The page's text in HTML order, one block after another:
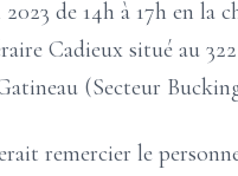
de 14h à 17h en la
Cadieux situé au
(Secteur
remercier le